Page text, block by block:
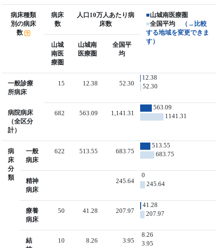
病床種類
別の病床
数
病床
数
人口10万人あたり病
床数
■山城南医療圏
■全国平均
（→比較
する地域を変更できま
す）
山城
南医
療圏
山城南
医療圏
全国平
均
一般診療
所病床
15 12.38 52.30
12.38
52.30
病院病床
（全区分
計）
682 563.09 1,141.31
563.09
1141.31
病
床
分
類
一般
病床
622 513.55 683.75
513.55
683.75
精神
病床
245.64
0
245.64
療養
病床
50 41.28 207.97
41.28
207.97
結
10 8.26 3.95
8.26
3.95